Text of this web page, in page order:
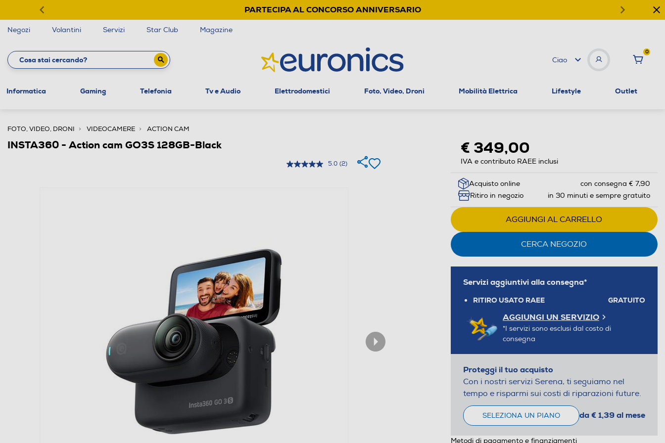
PARTECIPA AL CONCORSO ANNIVERSARIO
Negozi Volantini Servizi Star Club Magazine
Ciao
0
Informatica Gaming Telefonia Tv e Audio Elettrodomestici Foto, Video, Droni Mobilità Elettrica Lifestyle Outlet
FOTO, VIDEO, DRONI VIDEOCAMERE ACTION CAM
INSTA360 - Action cam GO3S 128GB-Black
5.0 (2)
€ 349,00
IVA e contributo RAEE inclusi
Acquisto online
con consegna € 7,90
Ritiro in negozio
in 30 minuti e sempre gratuito
AGGIUNGI AL CARRELLO
CERCA NEGOZIO
Servizi aggiuntivi alla consegna*
RITIRO USATO RAEE GRATUITO
AGGIUNGI UN SERVIZIO
*I servizi sono esclusi dal costo di
consegna
Proteggi il tuo acquisto
Con i nostri servizi Serena, ti seguiamo nel
tempo e risparmi sui costi di riparazioni future.
SELEZIONA UN PIANO da € 1,39 al mese
Metodi di pagamento e finanziamenti